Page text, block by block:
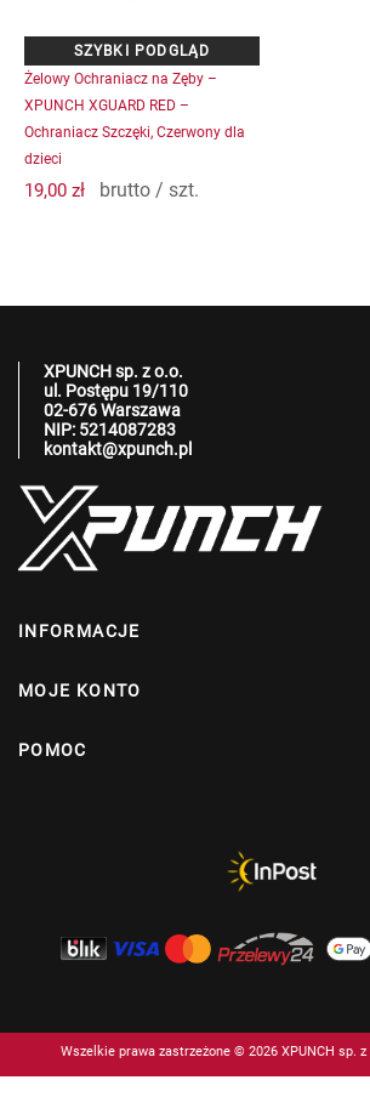
Żelowy Ochraniacz na Zęby –
XPUNCH XGUARD RED –
Ochraniacz Szczęki, Czerwony dla
dzieci
19,00 zł brutto / szt.
XPUNCH sp. z o.o.
ul. Postępu 19/110
02-676 Warszawa
NIP: 5214087283
kontakt@xpunch.pl
INFORMACJE
MOJE KONTO
POMOC
Wszelkie prawa zastrzeżone © 2026 XPUNCH sp. z